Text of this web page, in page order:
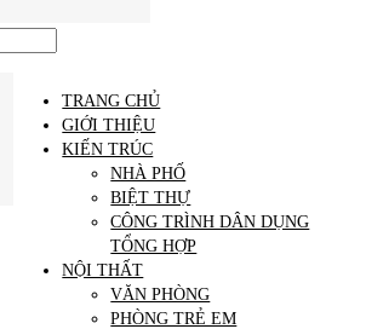
TRANG CHỦ
GIỚI THIỆU
KIẾN TRÚC
NHÀ PHỐ
BIỆT THỰ
CÔNG TRÌNH DÂN DỤNG
TỔNG HỢP
NỘI THẤT
VĂN PHÒNG
PHÒNG TRẺ EM